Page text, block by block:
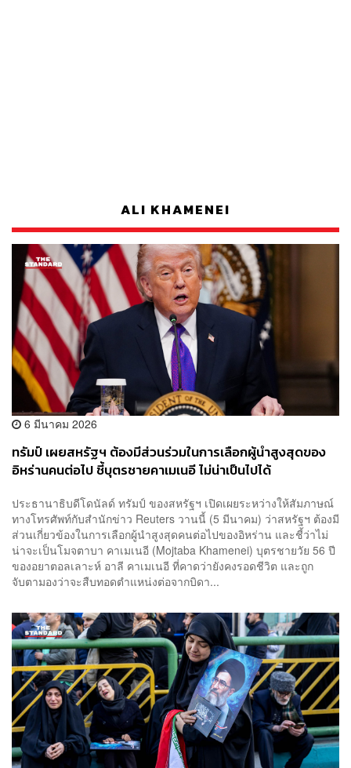
ALI KHAMENEI
6 มีนาคม 2026
ทรัมป์ เผยสหรัฐฯ ต้องมีส่วนร่วมในการเลือกผู้นำสูงสุดของ
อิหร่านคนต่อไป ชี้บุตรชายคาเมเนอี ไม่น่าเป็นไปได้
ประธานาธิบดีโดนัลด์ ทรัมป์ ของสหรัฐฯ เปิดเผยระหว่างให้สัมภาษณ์
ทางโทรศัพท์กับสำนักข่าว Reuters วานนี้ (5 มีนาคม) ว่าสหรัฐฯ ต้องมี
ส่วนเกี่ยวข้องในการเลือกผู้นำสูงสุดคนต่อไปของอิหร่าน และชี้ว่าไม่
น่าจะเป็นโมจตาบา คาเมเนอี (Mojtaba Khamenei) บุตรชายวัย 56 ปี
ของอยาตอลเลาะห์ อาลี คาเมเนอี ที่คาดว่ายังคงรอดชีวิต และถูก
จับตามองว่าจะสืบทอดตำแหน่งต่อจากบิดา...